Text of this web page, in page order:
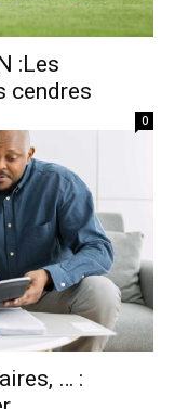
:Les
cendres
0
… :